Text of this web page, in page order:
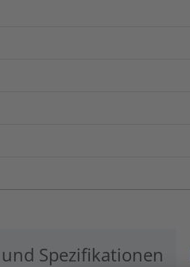
Spezifikationen